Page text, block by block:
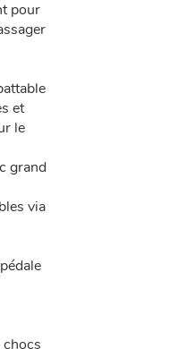
pour
et
le
grand
via